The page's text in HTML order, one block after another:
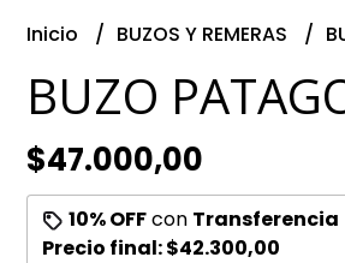
Inicio BUZOS Y REMERAS
BUZO
$47.000,00
10% OFFcon Transferencia
Precio final:$42.300,00